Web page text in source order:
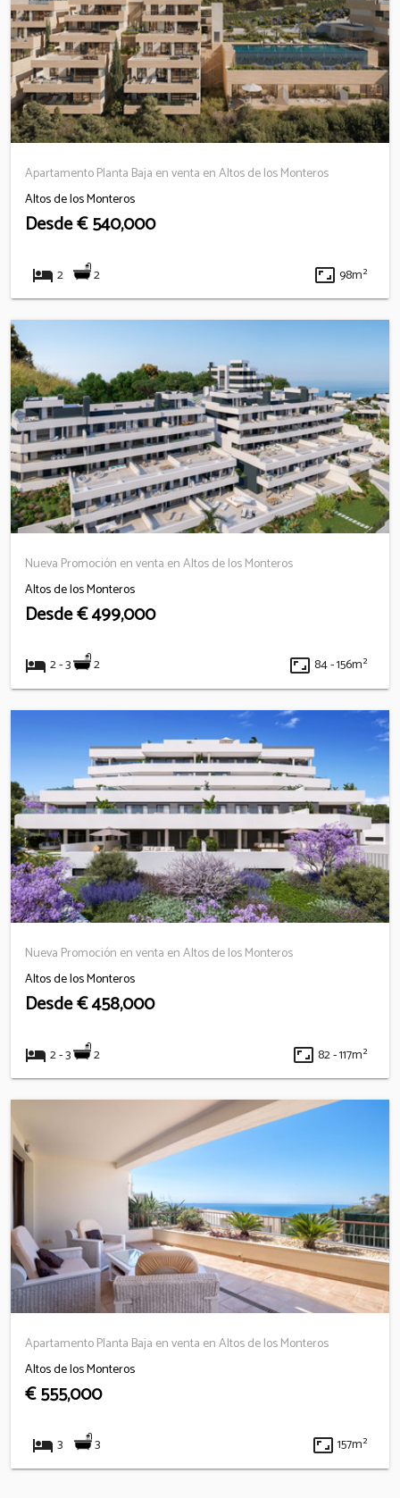
Apartamento Planta Baja en venta en Altos de los Monteros
Altos de los Monteros
Desde€ 540,000
hotel 2 2 aspect_ratio 98m²
Nueva Promoción en venta en Altos de los Monteros
Altos de los Monteros
Desde€ 499,000
hotel 2 - 3 2 aspect_ratio 84 - 156m²
Nueva Promoción en venta en Altos de los Monteros
Altos de los Monteros
Desde€ 458,000
hotel 2 - 3 2 aspect_ratio 82 - 117m²
Apartamento Planta Baja en venta en Altos de los Monteros
Altos de los Monteros
€ 555,000
hotel 3 3 aspect_ratio 157m²